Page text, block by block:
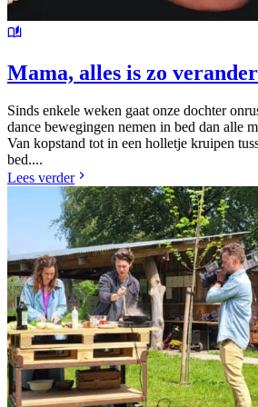
Mama, alles is zo
Sinds enkele weken gaat onze dochter
dance bewegingen nemen in bed dan alle
Van kopstand tot in een holletje kruipen
bed....
Lees verder